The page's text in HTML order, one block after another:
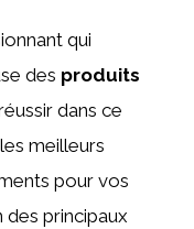
qui
des produits
dans ce
meilleurs
pour vos
des principaux